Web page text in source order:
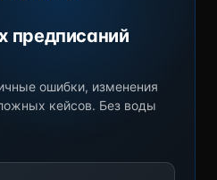
предписаний
ошибки, изменения
кейсов. Без воды